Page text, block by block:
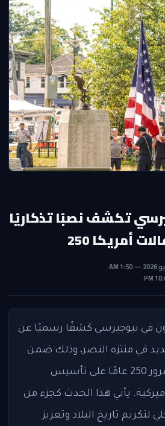
تكشف نصبًا تذكاريًا
أمريكا 250
في نيوجيرسي كشفًا رسميًا عن
في منتزه النصر، وذلك ضمن
فعاليات الاحتفال بمرور 250 عامًا على تأسيس
يأتي هذا الحدث كجزء من
تاريخ البلاد وتعزيز